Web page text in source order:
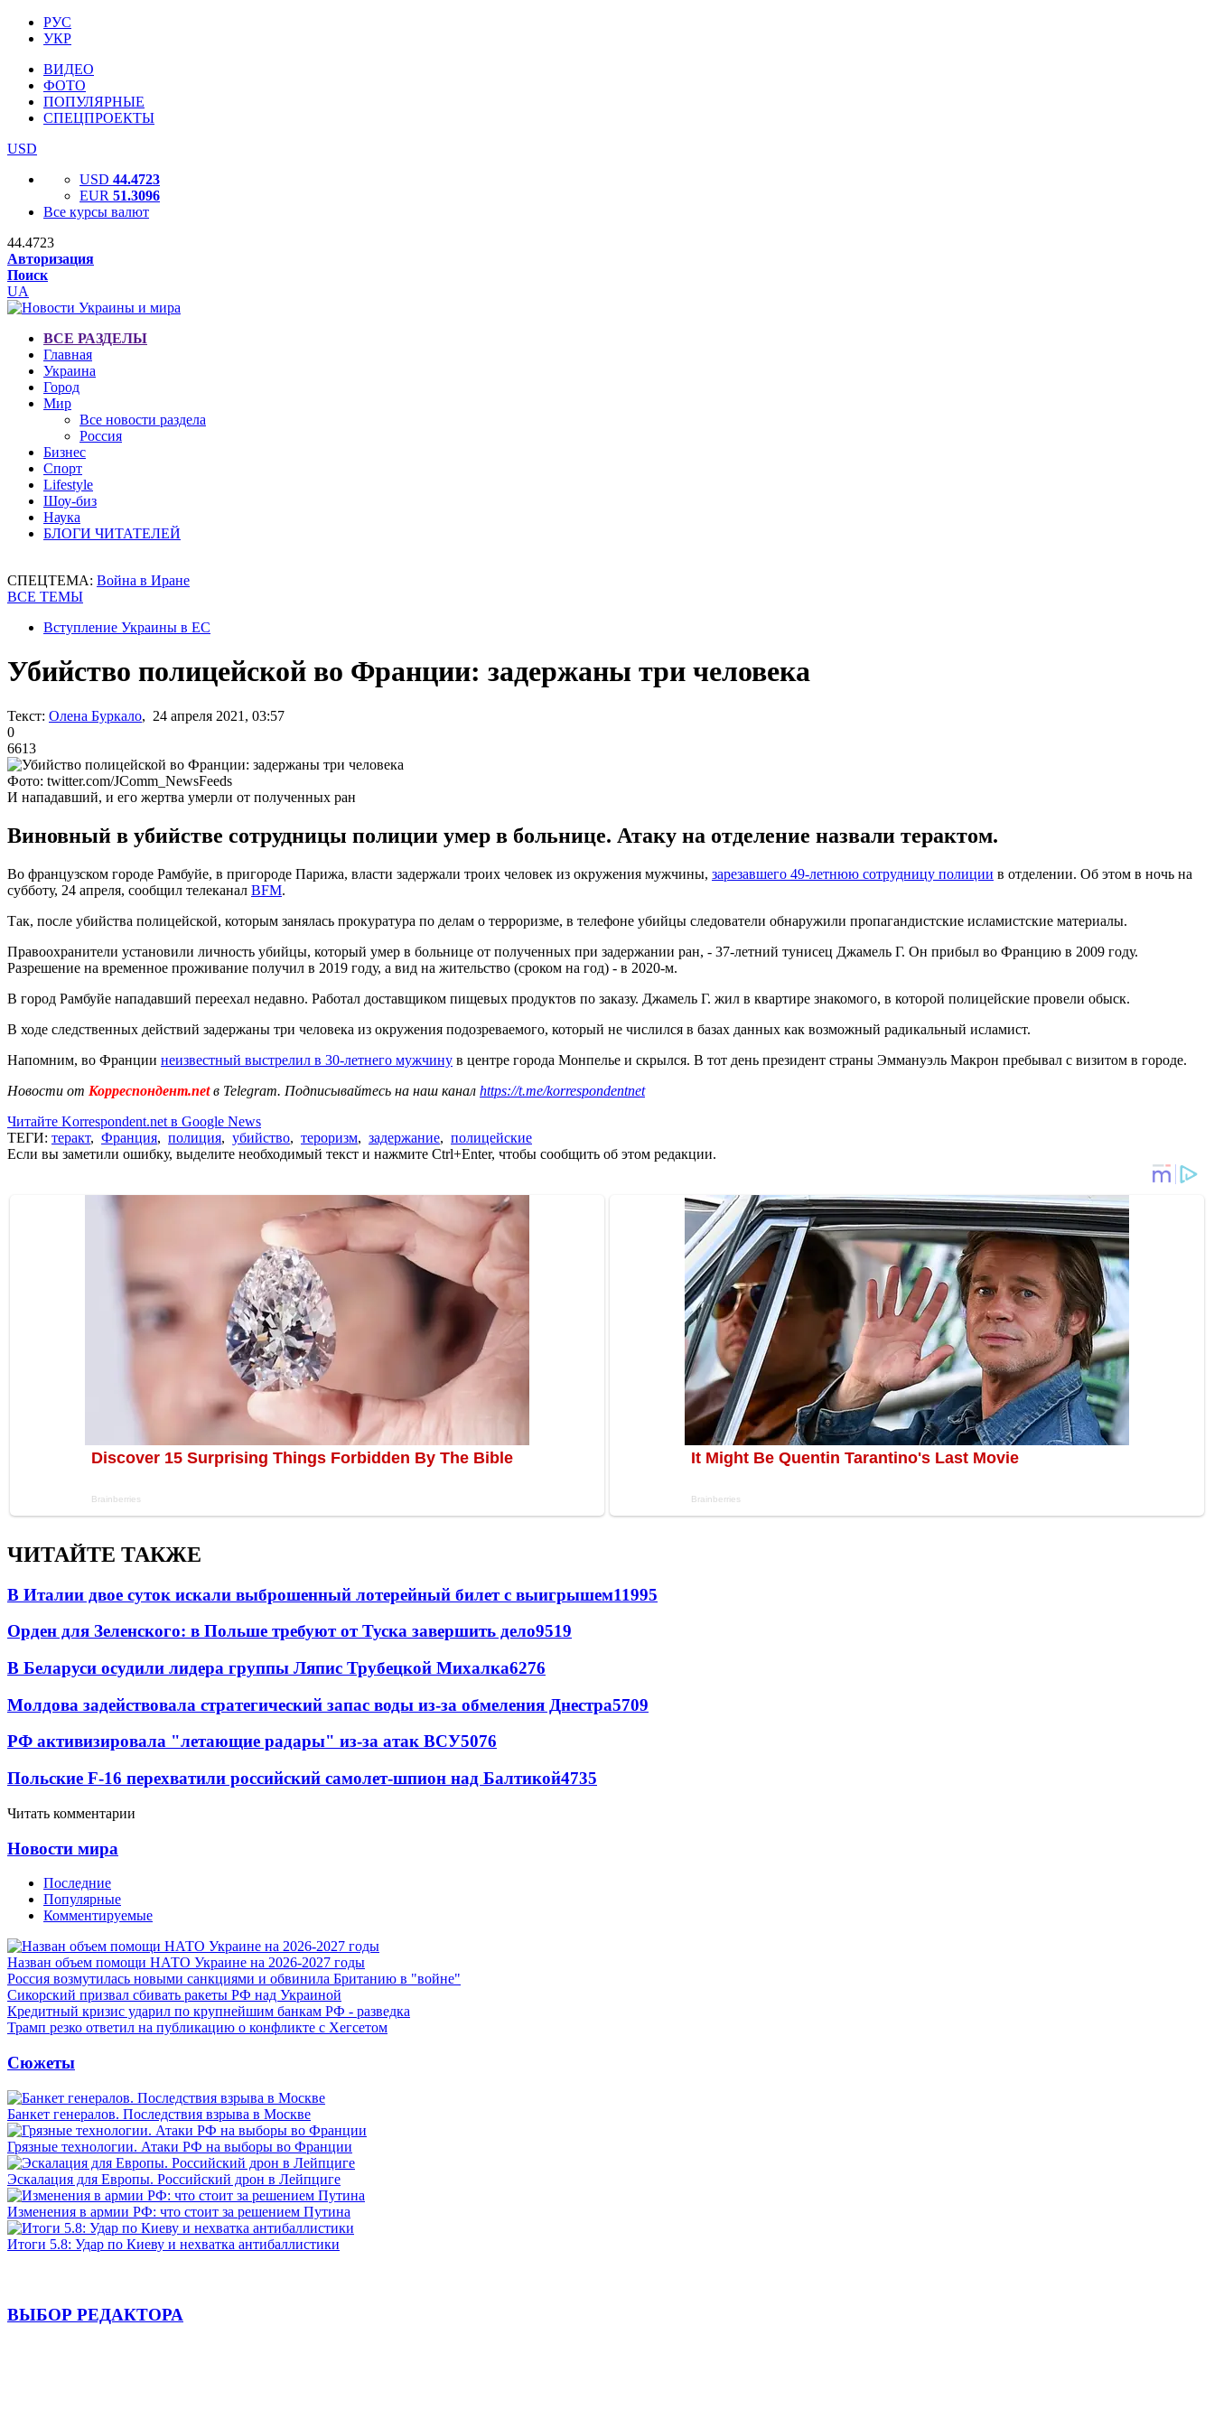
РУС
УКР
ВИДЕО
ФОТО
ПОПУЛЯРНЫЕ
СПЕЦПРОЕКТЫ
USD
USD 44.4723
EUR 51.3096
Все курсы валют
44.4723
Авторизация
Поиск
UA
ВСЕ РАЗДЕЛЫ
Главная
Украина
Город
Мир
Все новости раздела
Россия
Бизнес
Спорт
Lifestyle
Шоу-биз
Наука
БЛОГИ ЧИТАТЕЛЕЙ
СПЕЦТЕМА: Война в Иране
ВСЕ ТЕМЫ
Вступление Украины в ЕС
Убийство полицейской во Франции: задержаны три человека
Текст: Олена Буркало, 24 апреля 2021, 03:57
0
6613
Фото: twitter.com/JComm_NewsFeeds
И нападавший, и его жертва умерли от полученных ран
Виновный в убийстве сотрудницы полиции умер в больнице. Атаку на отделение назвали терактом.
Во французском городе Рамбуйе, в пригороде Парижа, власти задержали троих человек из окружения мужчины, зарезавшего 49-летнюю сотрудницу полиции в отделении. Об этом в ночь на
субботу, 24 апреля, сообщил телеканал BFM.
Так, после убийства полицейской, которым занялась прокуратура по делам о терроризме, в телефоне убийцы следователи обнаружили пропагандистские исламистские материалы.
Правоохранители установили личность убийцы, который умер в больнице от полученных при задержании ран, - 37-летний тунисец Джамель Г. Он прибыл во Францию в 2009 году.
Разрешение на временное проживание получил в 2019 году, а вид на жительство (сроком на год) - в 2020-м.
В город Рамбуйе нападавший переехал недавно. Работал доставщиком пищевых продуктов по заказу. Джамель Г. жил в квартире знакомого, в которой полицейские провели обыск.
В ходе следственных действий задержаны три человека из окружения подозреваемого, который не числился в базах данных как возможный радикальный исламист.
Напомним, во Франции неизвестный выстрелил в 30-летнего мужчину в центре города Монпелье и скрылся. В тот день президент страны Эммануэль Макрон пребывал с визитом в городе.
Новости от Корреспондент.netв Telegram. Подписывайтесь на наш канал https://t.me/korrespondentnet
Читайте Korrespondent.net в Google News
ТЕГИ: теракт, Франция, полиция, убийство, тероризм, задержание, полицейские
Если вы заметили ошибку, выделите необходимый текст и нажмите Ctrl+Enter, чтобы сообщить об этом редакции.
ЧИТАЙТЕ ТАКЖЕ
В Италии двое суток искали выброшенный лотерейный билет с выигрышем11995
Орден для Зеленского: в Польше требуют от Туска завершить дело9519
В Беларуси осудили лидера группы Ляпис Трубецкой Михалка6276
Молдова задействовала стратегический запас воды из-за обмеления Днестра5709
РФ активизировала "летающие радары" из-за атак ВСУ5076
Польские F-16 перехватили российский самолет-шпион над Балтикой4735
Читать комментарии
Новости мира
Последние
Популярные
Комментируемые
Назван объем помощи НАТО Украине на 2026-2027 годы
Россия возмутилась новыми санкциями и обвинила Британию в "войне"
Сикорский призвал сбивать ракеты РФ над Украиной
Кредитный кризис ударил по крупнейшим банкам РФ - разведка
Трамп резко ответил на публикацию о конфликте с Хегсетом
Сюжеты
Банкет генералов. Последствия взрыва в Москве
Грязные технологии. Атаки РФ на выборы во Франции
Эскалация для Европы. Российский дрон в Лейпциге
Изменения в армии РФ: что стоит за решением Путина
Итоги 5.8: Удар по Киеву и нехватка антибаллистики
ВЫБОР РЕДАКТОРА